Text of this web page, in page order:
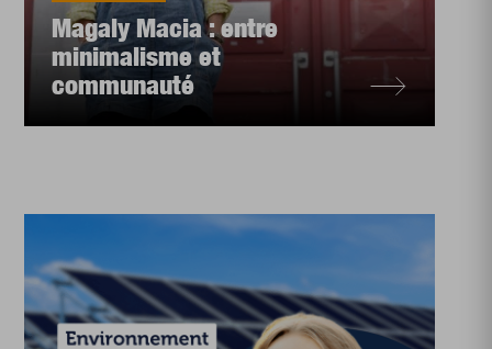
Magaly Macia : entre
minimalisme et
communauté